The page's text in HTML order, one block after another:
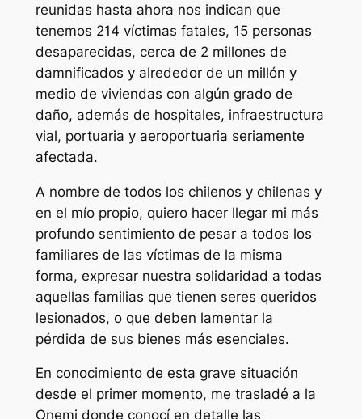
reunidas hasta ahora nos indican que
tenemos 214 víctimas fatales, 15 personas
desaparecidas, cerca de 2 millones de
damnificados y alrededor de un millón y
medio de viviendas con algún grado de
daño, además de hospitales, infraestructura
vial, portuaria y aeroportuaria seriamente
afectada.
A nombre de todos los chilenos y chilenas y
en el mío propio, quiero hacer llegar mi más
profundo sentimiento de pesar a todos los
familiares de las víctimas de la misma
forma, expresar nuestra solidaridad a todas
aquellas familias que tienen seres queridos
lesionados, o que deben lamentar la
pérdida de sus bienes más esenciales.
En conocimiento de esta grave situación
desde el primer momento, me trasladé a la
Onemi donde conocí en detalle las